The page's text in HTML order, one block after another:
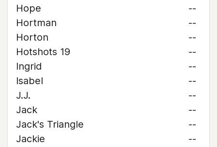
Hope
--
Hortman
--
Horton
--
Hotshots 19
--
Ingrid
--
Isabel
--
J.J.
--
Jack
--
Jack's Triangle
--
Jackie
--